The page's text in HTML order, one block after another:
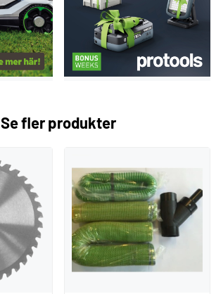
Se fler produkter